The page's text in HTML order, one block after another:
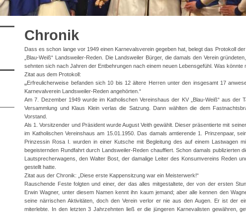
Chronik
Dass es schon lange vor 1949 einen Karnevalsverein gegeben hat, belegt das Protokoll
„Blau-Weiß“ Landsweiler-Reden. Die Landsweiler Bürger, die damals den Verein
sehnten sich nach Jahren der Entbehrungen nach einem neuen Lebensgefühl. Was könnte
Zitat aus dem Protokoll:
„Erfreulicherweise befanden sich 10 bis 12 ältere Herren unter den insgesamt 17
Karnevalverein Landsweiler-Reden angehörten.“
Am 7. Dezember 1949 wurde im Katholischen Vereinshaus der KV „Blau-Weiß“ aus der
Versammlung und Klaus Klein verlas die Satzung. Dann wählten die dem
Vorstand.
Als 1. Vorsitzender und Präsident wurde August Veith gewählt. Dieser präsentierte mit
im Katholischen Vereinshaus am 15.01.1950. Das damals amtierende 1. Prinzenpaar,
Prinzessin Rosa I. wurden in einer Kutsche mit Begleitung des auf einem Lastwagen
begeisternden Rundfahrt durch Landsweiler-Reden chauffiert. Schon damals publizierten
Lautsprecherwagens, den Walter Bost, der damalige Leiter des Konsumvereins Reden
gestellt hatte.
Zitat aus der Chronik: „Diese erste Kappensitzung war ein Meisterwerk!“
Rauschende Feste folgten und einer, der das alles mitgestaltete, der von der ersten
Erwin Wagner, unter diesem Namen kennt ihn kaum jemand; aber alle kennen den
seine närrischen Aktivitäten, doch den Verein verlor er nie aus den Augen. Er ist der
miterlebte. In den letzten 3 Jahrzehnten ließ er die jüngeren Karnevalisten gewähren,